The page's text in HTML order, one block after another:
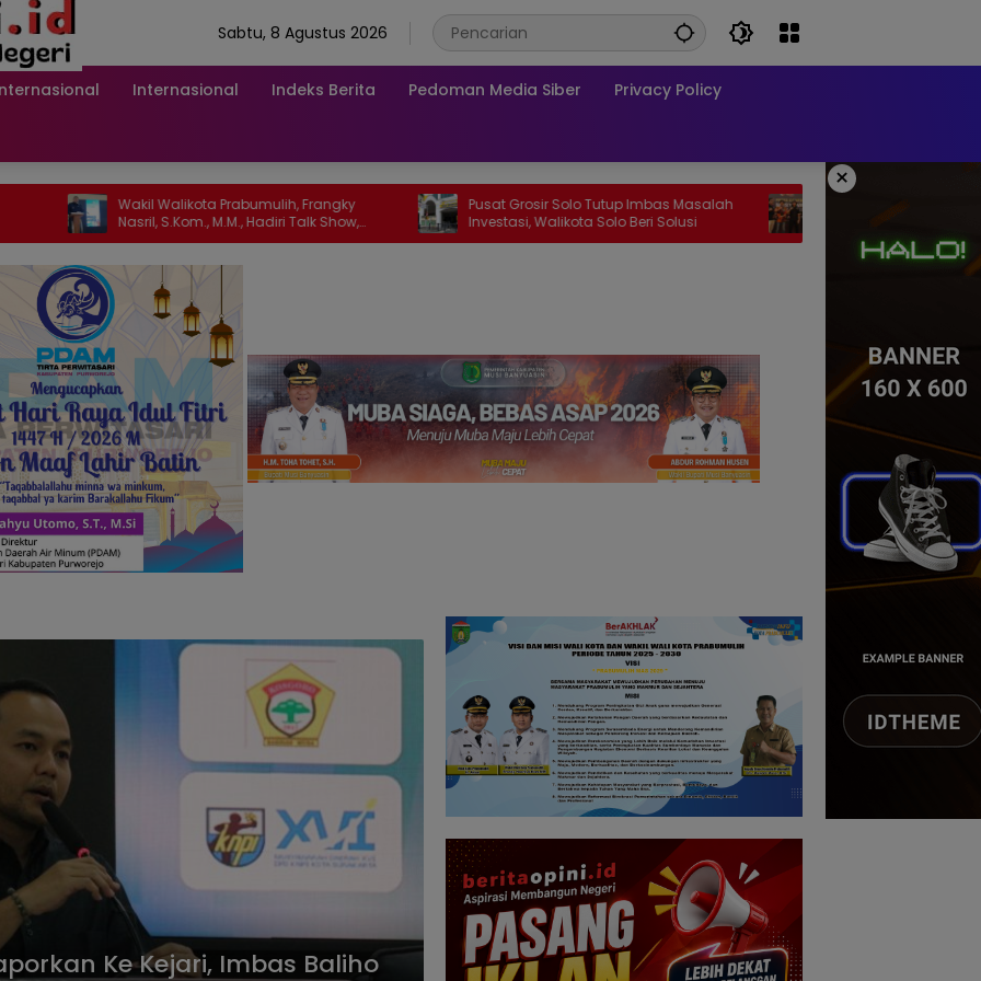
Sabtu, 8 Agustus 2026
Internasional Indeks Berita Pedoman Media Siber Privacy Policy
×
Wakil Walikota Prabumulih, Frangky
Nasril, S.Kom., M.M., Hadiri Talk Show,
Bertanjuk Antartika dan Masa Depan
Pusat Grosir Solo Tutup Imbas Masalah
Investasi, Walikota Solo Beri Solusi
GERAM, Pemuda Pancasila akan
Aksi Damai, Hentikan Truk Batu Bara
Lintasi Jalan Umum
Ke Kejari, Imbas Baliho